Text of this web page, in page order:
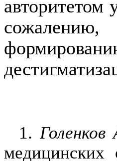
авторитетом
1.
медицинских